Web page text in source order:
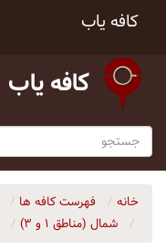
کافه یاب
کافه یاب
خانه فهرست کافه ها
شمال (مناطق ۱ و ۳)